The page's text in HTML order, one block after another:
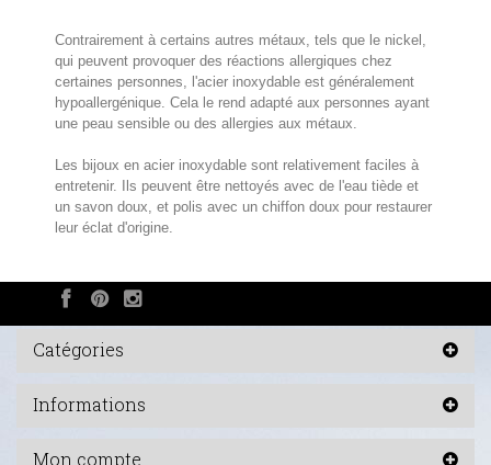
Contrairement à certains autres métaux, tels que le nickel,
qui peuvent provoquer des réactions allergiques chez
certaines personnes, l'acier inoxydable est généralement
hypoallergénique. Cela le rend adapté aux personnes ayant
une peau sensible ou des allergies aux métaux.
Les bijoux en acier inoxydable sont relativement faciles à
entretenir. Ils peuvent être nettoyés avec de l'eau tiède et
un savon doux, et polis avec un chiffon doux pour restaurer
leur éclat d'origine.
Catégories
Informations
Mon compte